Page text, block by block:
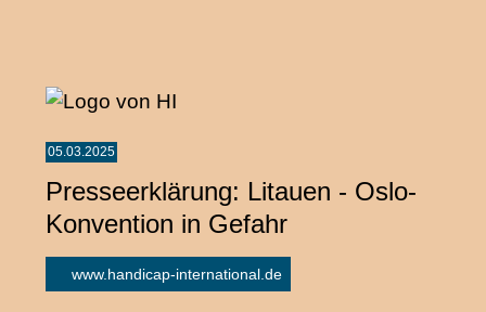
05.03.2025
Presseerklärung: Litauen - Oslo-
Konvention in Gefahr
www.handicap-international.de